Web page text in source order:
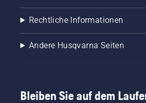
Rechtliche Informationen
Andere Husqvarna Seiten
Bleiben Sie auf dem